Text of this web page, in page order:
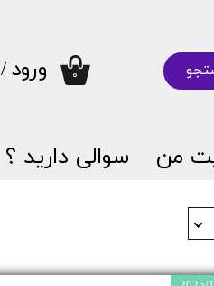
من سوالی دارید ؟
۰ ورود/